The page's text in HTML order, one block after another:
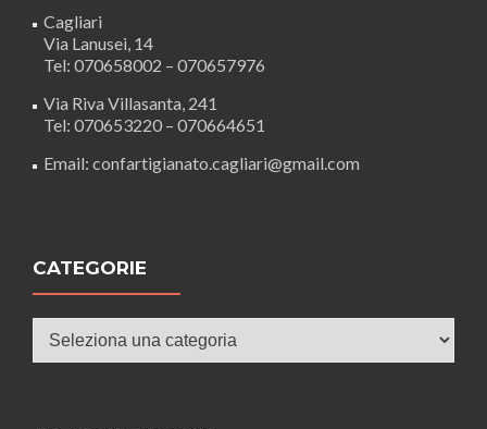
Cagliari
Via Lanusei, 14
Tel: 070658002 – 070657976
Via Riva Villasanta, 241
Tel: 070653220 – 070664651
Email: confartigianato.cagliari@gmail.com
CATEGORIE